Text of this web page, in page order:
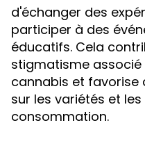
d'échanger des
participer à des
éducatifs. Cela
stigmatisme
cannabis et favorise
sur les variétés et
consommation.